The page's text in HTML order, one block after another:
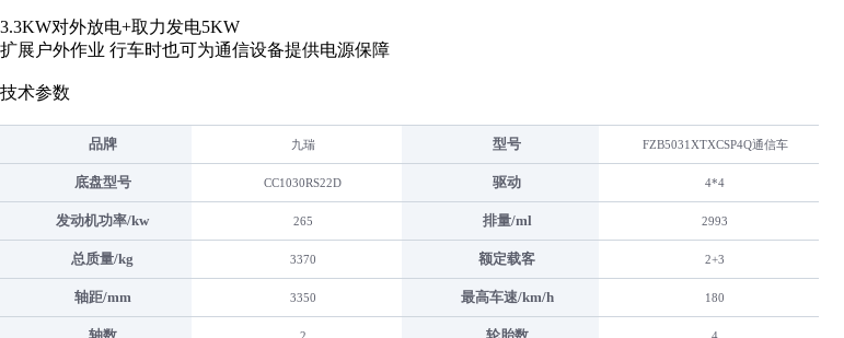
3.3KW对外放电+取力发电5KW
扩展户外作业 行车时也可为通信设备提供电源保障
技术参数
品牌 九瑞 型号 FZB5031XTXCSP4Q通信车
底盘型号 CC1030RS22D 驱动 4*4
发动机功率/kw 265 排量/ml 2993
总质量/kg 3370 额定载客 2+3
轴距/mm 3350 最高车速/km/h 180